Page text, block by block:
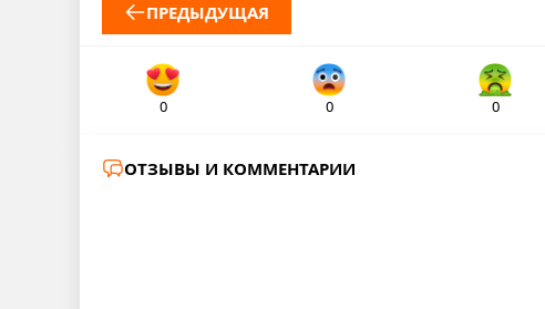
ПРЕДЫДУЩАЯ
0 0 0
ОТЗЫВЫ И КОММЕНТАРИИ